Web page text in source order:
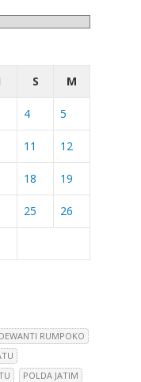
S M
4 5
11 12
18 19
25 26
DEWANTI RUMPOKO
POLDA JATIM